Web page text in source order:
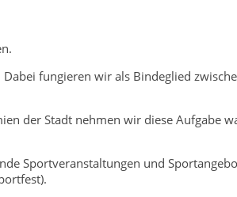
fungieren wir als Bindeglied
der Stadt nehmen wir diese Aufgabe
Sportveranstaltungen und